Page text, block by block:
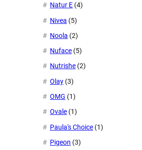
Natur E (4)
Nivea (5)
Noola (2)
Nuface (5)
Nutrishe (2)
Olay (3)
OMG (1)
Ovale (1)
Paula's Choice (1)
Pigeon (3)